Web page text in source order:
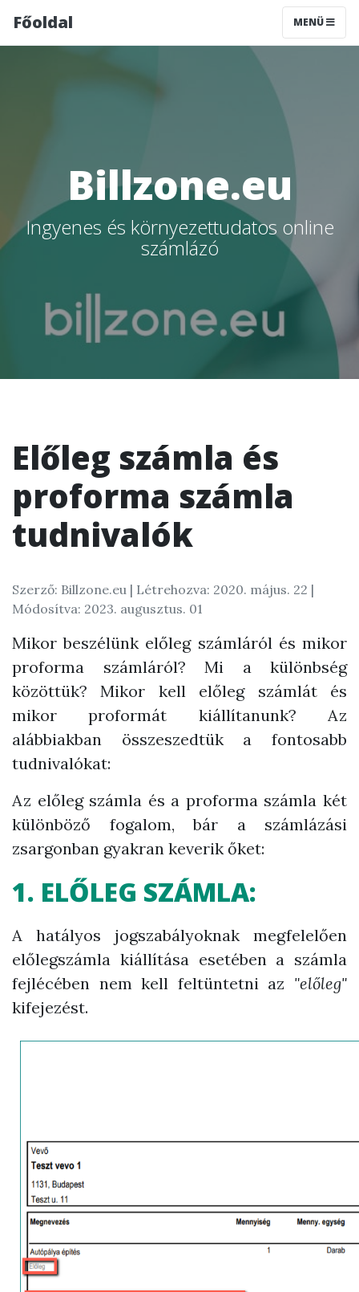
Főoldal MENÜ
Billzone.eu
Ingyenes és környezettudatos online
számlázó
Előleg számla és
proforma számla
tudnivalók
Szerző: Billzone.eu | Létrehozva: 2020. május. 22 |
Módosítva: 2023. augusztus. 01
Mikor beszélünk előleg számláról és mikor
proforma számláról? Mi a különbség
közöttük? Mikor kell előleg számlát és
mikor proformát kiállítanunk? Az
alábbiakban összeszedtük a fontosabb
tudnivalókat:
Az előleg számla és a proforma számla két
különböző fogalom, bár a számlázási
zsargonban gyakran keverik őket:
1. ELŐLEG SZÁMLA:
A hatályos jogszabályoknak megfelelően
előlegszámla kiállítása esetében a számla
fejlécében nem kell feltüntetni az "előleg"
kifejezést.